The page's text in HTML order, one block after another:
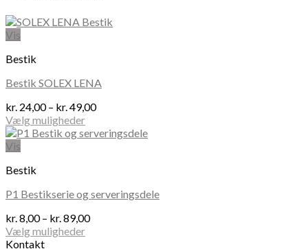
Vis
Bestik
Bestik SOLEX LENA
kr. 24,00 – kr.49,00Prisinterval:
til
Vælg muligheder
Dette
vare
flere
Mulighederne
vælges
på
Vis
Bestik
P1 Bestikserie og serveringsdele
kr.8,00 – kr.89,00Prisinterval:
Vælg muligheder
Dette
Kontakt